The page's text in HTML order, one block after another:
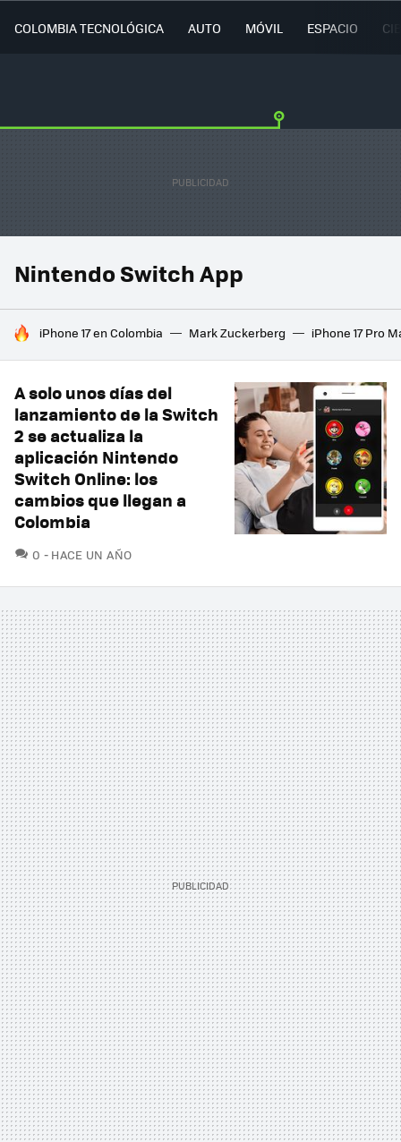
COLOMBIA TECNOLÓGICA AUTO MÓVIL ESPACIO
Nintendo Switch App
HOY SE HABLA DE
iPhone 17 en Colombia Mark Zuckerberg iPhone 17 Pro
A solo unos días del
lanzamiento de la Switch
2 se actualiza la
aplicación Nintendo
Switch Online: los
cambios que llegan a
Colombia
0 COMENTARIOS
HACE UN AÑO